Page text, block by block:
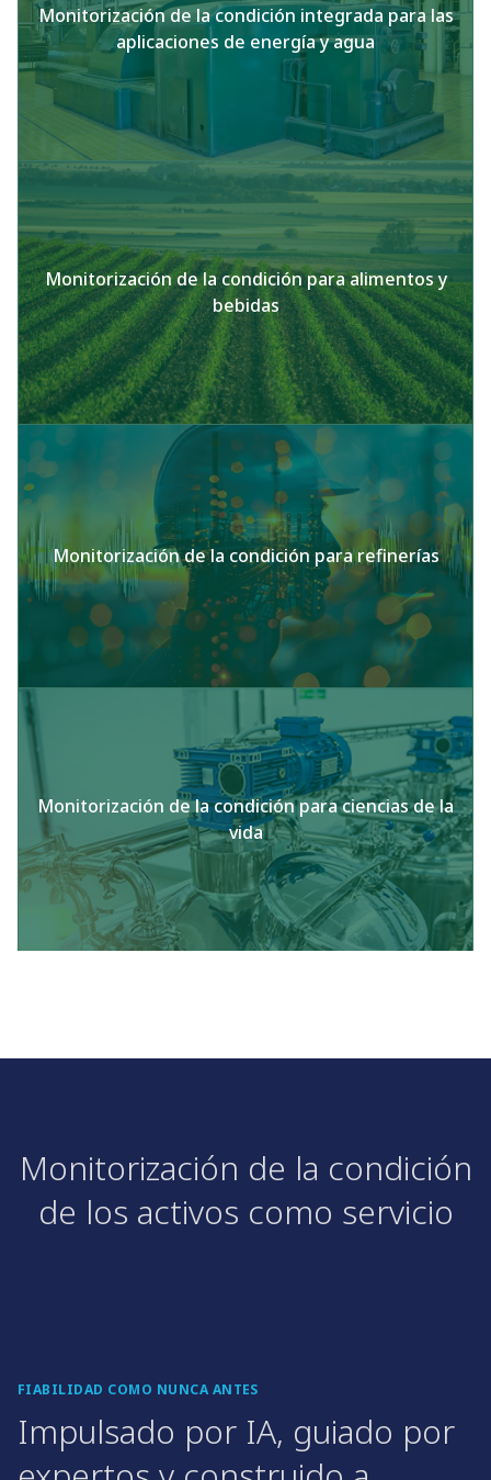
Monitorización de la condición integrada para las
aplicaciones de energía y agua
Monitorización de la condición para alimentos y
bebidas
Monitorización de la condición para refinerías
Monitorización de la condición para ciencias de la
vida
Monitorización de la condición
de los activos como servicio
FIABILIDAD COMO NUNCA ANTES
Impulsado por IA, guiado por